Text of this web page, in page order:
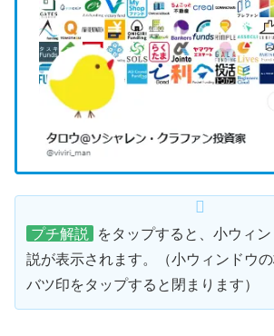
プチ解説
をタップすると、小ウィ
説が表示されます。（小ウィンドウ
バツ印をタップすると閉まります）